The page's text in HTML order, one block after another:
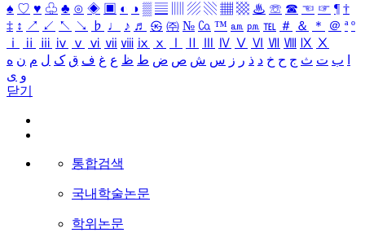
♠ ♡ ♥ ♧ ♣ ⊙ ◈ ▣ ◐ ◑ ▒ ▤ ▨ ▧ ▦ ▩ ♨ ☏ ☎ ☜ ☞ ¶ †
‡ ↕ ↗ ↙ ↖ ↘ ♭ ♩ ♪ ♬ ㉿ ㈜ № ㏇ ™ ㏂ ㏘ ℡ ＃ ＆ ＊ ＠ ª º
ⅰ
ⅱ ⅲ ⅳ ⅴ ⅵ ⅶ ⅷ ⅸ ⅹ Ⅳ Ⅴ Ⅵ Ⅶ Ⅷ Ⅸ Ⅹ
ب ت ث ج ح خ د ذ ر ز س ش ص ض ط ظ ع غ ف ق ک ل م ن ه
و ی
닫기
통합검색
국내학술논문
학위논문